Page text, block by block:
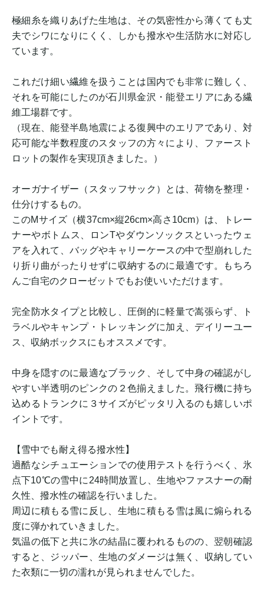
極細糸を織りあげた生地は、その気密性から薄くても丈
夫でシワになりにくく、しかも撥水や生活防水に対応し
ています。
これだけ細い繊維を扱うことは国内でも非常に難しく、
それを可能にしたのが石川県金沢・能登エリアにある繊
維工場群です。
（現在、能登半島地震による復興中のエリアであり、対
応可能な半数程度のスタッフの方々により、ファースト
ロットの製作を実現頂きました。）
オーガナイザー（スタッフサック）とは、荷物を整理・
仕分けするもの。
このMサイズ（横37cm×縦26cm×高さ10cm）は、トレー
ナーやボトムス、ロンTやダウンソックスといったウェ
アを入れて、バッグやキャリーケースの中で型崩れした
り折り曲がったりせずに収納するのに最適です。もちろ
んご自宅のクローゼットでもお使いいただけます。
完全防水タイプと比較し、圧倒的に軽量で嵩張らず、ト
ラベルやキャンプ・トレッキングに加え、デイリーユー
ス、収納ボックスにもオススメです。
中身を隠すのに最適なブラック、そして中身の確認がし
やすい半透明のピンクの２色揃えました。飛行機に持ち
込めるトランクに３サイズがピッタリ入るのも嬉しいポ
イントです。
【雪中でも耐え得る撥水性】
過酷なシチュエーションでの使用テストを行うべく、氷
点下10℃の雪中に24時間放置し、生地やファスナーの耐
久性、撥水性の確認を行いました。
周辺に積もる雪に反し、生地に積もる雪は風に煽られる
度に弾かれていきました。
気温の低下と共に氷の結晶に覆われるものの、翌朝確認
すると、ジッパー、生地のダメージは無く、収納してい
た衣類に一切の濡れが見られませんでした。